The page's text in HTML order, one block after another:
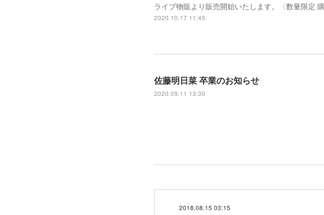
ライブ物販より販売開始いたします。〈数量限定
2020.10.17 11:45
佐藤明日菜 卒業のお知らせ
2020.09.11 13:30
2018.08.15 03:15